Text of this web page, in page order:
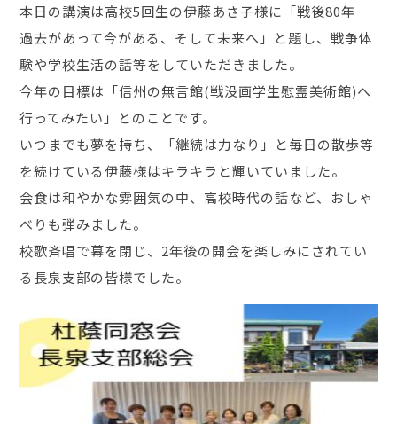
本日の講演は高校5回生の伊藤あさ子様に「戦後80年
過去があって今がある、そして未来へ」と題し、戦争体
験や学校生活の話等をしていただきました。
今年の目標は「信州の無言館(戦没画学生慰霊美術館)へ
行ってみたい」とのことです。
いつまでも夢を持ち、「継続は力なり」と毎日の散歩等
を続けている伊藤様はキラキラと輝いていました。
会食は和やかな雰囲気の中、高校時代の話など、おしゃ
べりも弾みました。
校歌斉唱で幕を閉じ、2年後の開会を楽しみにされてい
る長泉支部の皆様でした。